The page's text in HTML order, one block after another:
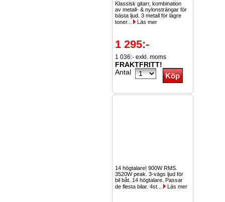
Klassisk gitarr, kombination
av metall- & nylonsträngar för
bästa ljud. 3 metall för lägre
toner...
Läs mer
1 295:-
1 036:- exkl. moms
FRAKTFRITT!
Antal
14 högtalare! 900W RMS.
3520W peak. 3-vägs ljud för
bil båt. 14 högtalare. Passar
de flesta bilar. 4st...
Läs mer